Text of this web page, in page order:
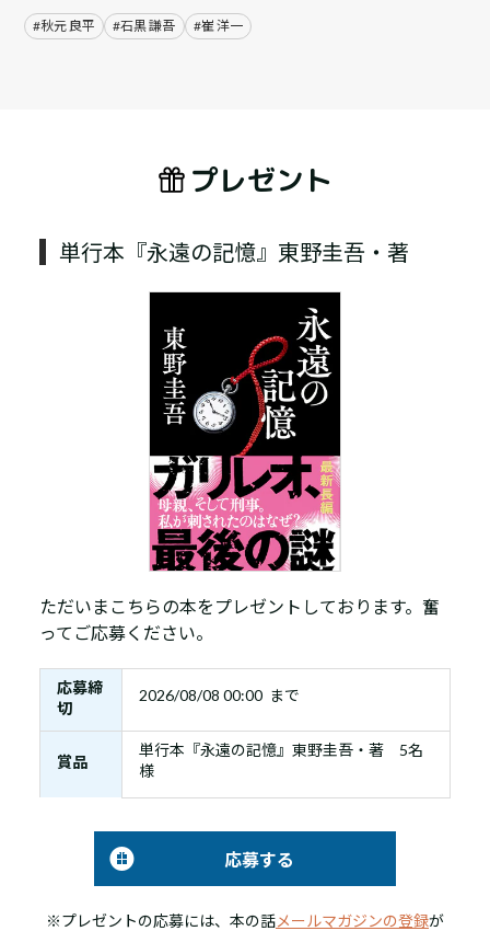
#秋元 良平 #石黒 謙吾 #崔 洋一
プレゼント
単行本『永遠の記憶』東野圭吾・著
ただいまこちらの本をプレゼントしております。奮
ってご応募ください。
応募締
切
2026/08/08 00:00 まで
賞品
単行本『永遠の記憶』東野圭吾・著 5名
様
応募する
※プレゼントの応募には、本の話メールマガジンの登録が